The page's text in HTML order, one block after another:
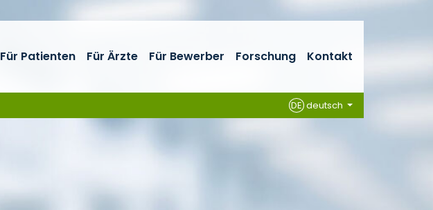
Für Patienten Für Ärzte Für Bewerber Forschung Kontakt
DEdeutsch